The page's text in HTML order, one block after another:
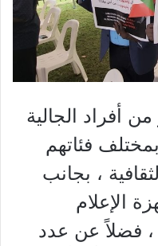
أفراد الجالية
فئاتهم
، بجانب
الإعلام
، فضلاً عن عدد